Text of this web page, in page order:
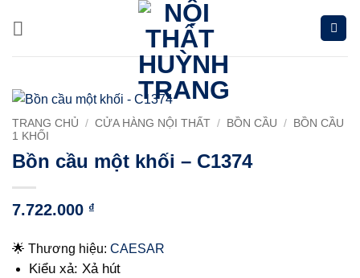
TRANG CHỦ / CỬA HÀNG NỘI THẤT / BỒN CẦU /
BỒN CẦU
1 KHỐI
Bồn cầu một khối – C1374
7.722.000 ₫
🌟 Thương hiệu: CAESAR
Kiểu xả: Xả hút